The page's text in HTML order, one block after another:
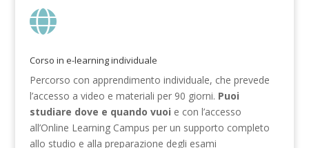

Corso in e-learning individuale
Percorso con apprendimento individuale, che prevede
l’accesso a video e materiali per 90 giorni. Puoi
studiare dove e quando vuoi e con l’accesso
all’Online Learning Campus per un supporto completo
allo studio e alla preparazione degli esami